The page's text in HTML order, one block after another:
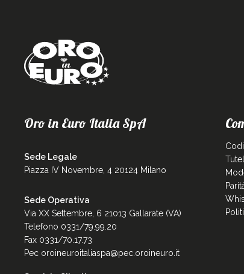
Oro in Euro Italia SpA
Sede Legale
Piazza IV Novembre, 4 20124 Milano
Sede Operativa
Via XX Settembre, 6 21013 Gallarate (VA)
Telefono 0331/79.99.20
Fax 0331/70.17.73
Pec oroineuroitaliaspa@pec.oroineuro.it